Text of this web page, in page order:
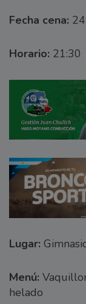
Fecha cena:
Horario: 21:30
Lugar:
Menú:
helado